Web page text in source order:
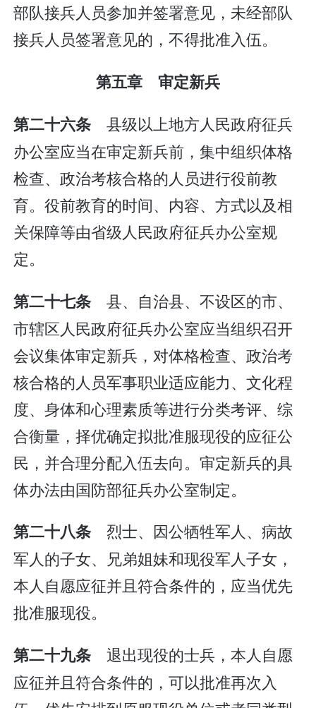
部队接兵人员参加并签署意见，未经部队
接兵人员签署意见的，不得批准入伍。
第五章 审定新兵
第二十六条 县级以上地方人民政府征兵
办公室应当在审定新兵前，集中组织体格
检查、政治考核合格的人员进行役前教
育。役前教育的时间、内容、方式以及相
关保障等由省级人民政府征兵办公室规
定。
第二十七条 县、自治县、不设区的市、
市辖区人民政府征兵办公室应当组织召开
会议集体审定新兵，对体格检查、政治考
核合格的人员军事职业适应能力、文化程
度、身体和心理素质等进行分类考评、综
合衡量，择优确定拟批准服现役的应征公
民，并合理分配入伍去向。审定新兵的具
体办法由国防部征兵办公室制定。
第二十八条 烈士、因公牺牲军人、病故
军人的子女、兄弟姐妹和现役军人子女，
本人自愿应征并且符合条件的，应当优先
批准服现役。
第二十九条 退出现役的士兵，本人自愿
应征并且符合条件的，可以批准再次入